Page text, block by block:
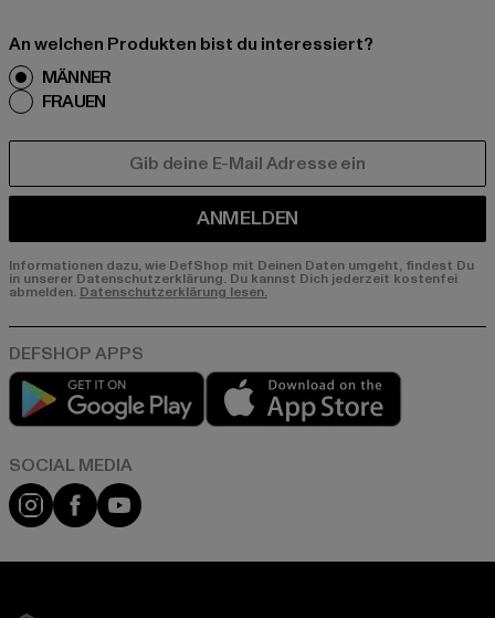
An welchen Produkten bist du interessiert?
MÄNNER
FRAUEN
ANMELDEN
Informationen dazu, wie DefShop mit Deinen Daten umgeht, findest Du
in unserer Datenschutzerklärung. Du kannst Dich jederzeit kostenfei
abmelden. Datenschutzerklärung lesen.
Play market
Instagram
FacebookYouTube